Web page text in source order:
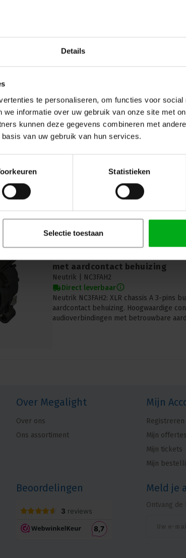
Details
te personaliseren, om functies voor social
informatie over uw gebruik van onze site met
kunnen deze gegevens combineren met
van uw gebruik van hun services.
Statistieken
Selectie toestaan
Neutrik | NE8FAH | etherCON
Neutrik | NE8FAH
Direct leverbaar
Ontdek de Neutrik etherCON chassis-A
voor duurzame en betrouwbare
met aardcontact behuizing
Neutrik |
NC3FAH2
Direct leverbaar
Neutrik NC3FAH2: XLR chassis A 3-pins
aardcontact behuizing. Hoogwaardige
audioverbindingen met betrouwbare
Over Megalight
Over ons
Ons assortiment
Mijn
Registreren
Mijn offertes
Mijn tickets
Mijn
Beoordelingen Meld je
Ontvang de